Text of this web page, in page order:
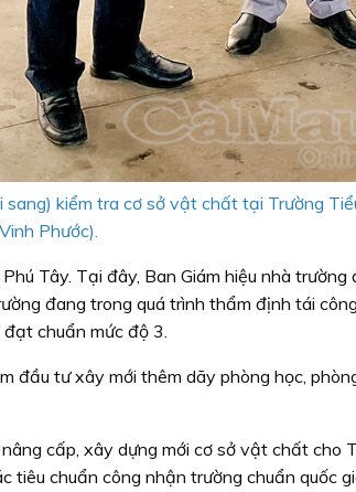
kiểm tra cơ sở vật chất tại Trường
Phước).
Tây. Tại đây, Ban Giám hiệu nhà trường
đang trong quá trình thẩm định tái
chuẩn mức độ 3.
đầu tư xây mới thêm dãy phòng học,
cấp, xây dựng mới cơ sở vật chất cho
tiêu chuẩn công nhận trường chuẩn quốc